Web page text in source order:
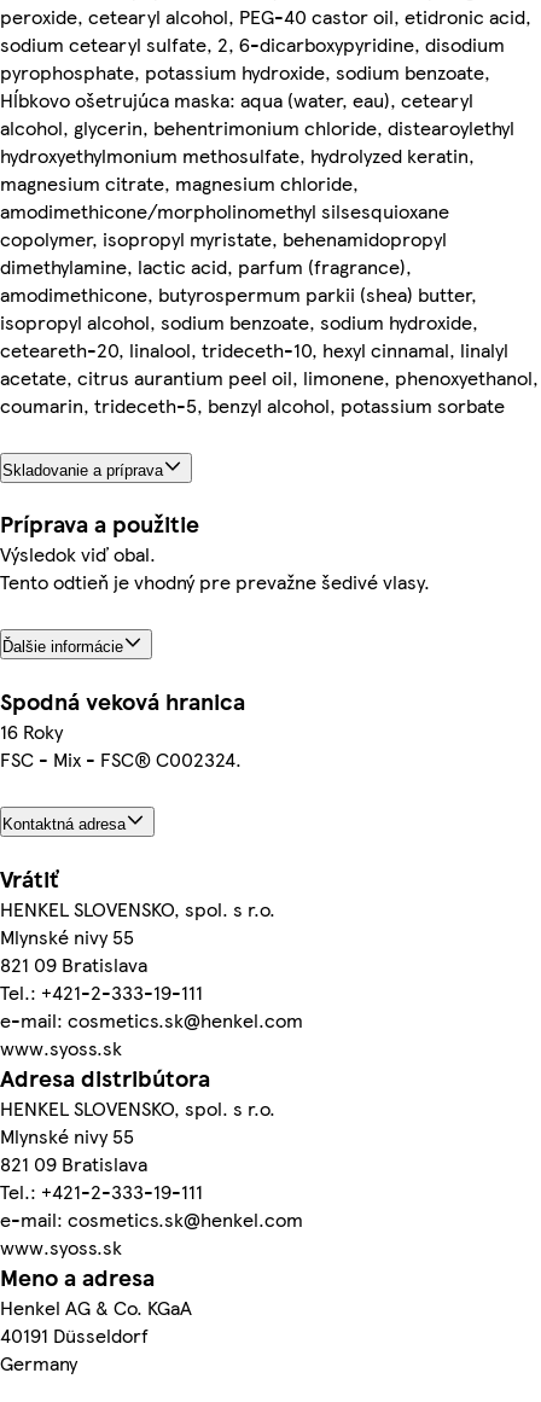
peroxide, cetearyl alcohol, PEG-40 castor oil, etidronic acid,
sodium cetearyl sulfate, 2, 6-dicarboxypyridine, disodium
pyrophosphate, potassium hydroxide, sodium benzoate,
Hĺbkovo ošetrujúca maska: aqua (water, eau), cetearyl
alcohol, glycerin, behentrimonium chloride, distearoylethyl
hydroxyethylmonium methosulfate, hydrolyzed keratin,
magnesium citrate, magnesium chloride,
amodimethicone/morpholinomethyl silsesquioxane
copolymer, isopropyl myristate, behenamidopropyl
dimethylamine, lactic acid, parfum (fragrance),
amodimethicone, butyrospermum parkii (shea) butter,
isopropyl alcohol, sodium benzoate, sodium hydroxide,
ceteareth-20, linalool, trideceth-10, hexyl cinnamal, linalyl
acetate, citrus aurantium peel oil, limonene, phenoxyethanol,
coumarin, trideceth-5, benzyl alcohol, potassium sorbate
Skladovanie a príprava
Príprava a použitie
Výsledok viď obal.
Tento odtieň je vhodný pre prevažne šedivé vlasy.
Ďalšie informácie
Spodná veková hranica
16 Roky
FSC - Mix - FSC® C002324.
Kontaktná adresa
Vrátiť
HENKEL SLOVENSKO, spol. s r.o.
Mlynské nivy 55
821 09 Bratislava
Tel.: +421-2-333-19-111
e-mail: cosmetics.sk@henkel.com
www.syoss.sk
Adresa distribútora
HENKEL SLOVENSKO, spol. s r.o.
Mlynské nivy 55
821 09 Bratislava
Tel.: +421-2-333-19-111
e-mail: cosmetics.sk@henkel.com
www.syoss.sk
Meno a adresa
Henkel AG & Co. KGaA
40191 Düsseldorf
Germany